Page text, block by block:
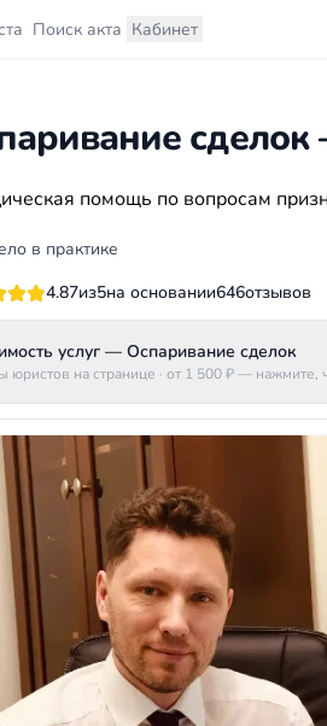
Поиск акта Кабинет
помощь по вопросам
в практике
4.87из5на основании646отзывов
услуг — Оспаривание сделок
юристов на странице · от 1 500 ₽— нажмите,